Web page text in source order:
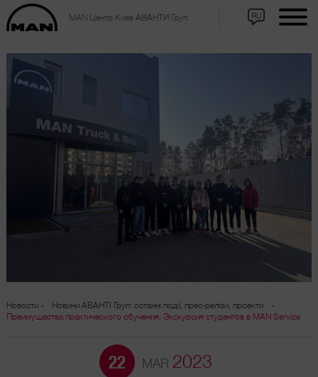
MAN Центр Киев АВАНТИ Груп RU
Новости » Новини АВАНТІ Груп: останні події, прес-релізи, проекти
»
Преимущества практического обучения: Экскурсия студентов в MAN Service
22 MAR 2023